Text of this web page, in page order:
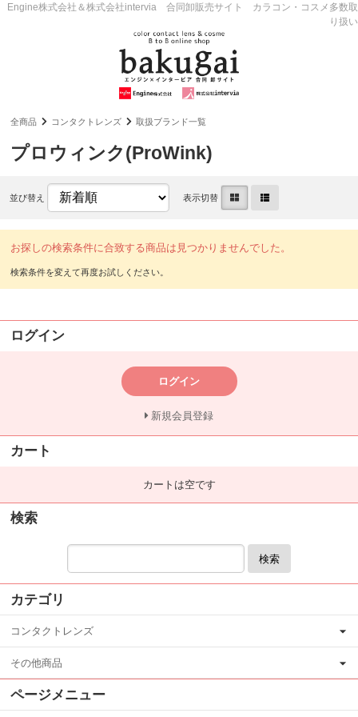
Engine株式会社＆株式会社intervia 合同卸販売サイト カラコン・コスメ多数取
り扱い
全商品 コンタクトレンズ 取扱ブランド一覧
プロウィンク(ProWink)
並び替え 表示切替
お探しの検索条件に合致する商品は見つかりませんでした。
ログイン
ログイン
新規会員登録
カート
カートは空です
検索
検索
カテゴリ
コンタクトレンズ
その他商品
ページメニュー